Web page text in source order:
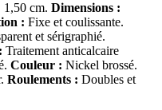
1,50 cm. Dimensions :
: Fixe et coulissante.
et sérigraphié.
Traitement anticalcaire
Couleur : Nickel brossé.
Roulements : Doubles et